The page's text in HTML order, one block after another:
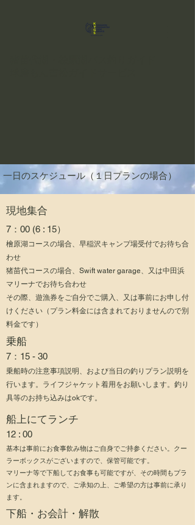
​​一日のスケジュール（１日プランの場合）
現地集合
7：00 (6 : 15）
檜原湖コースの場合、早稲沢キャンプ場受付でお待ち合
わせ
猪苗代コースの場合、Swift water garage、又は中田浜
マリーナでお待ち合わせ
その際、遊漁券をご自分でご購入、 又は事前にお申し付
けください（プラン料金には含まれておりませんので別
料金です）
乗船
7：15 - 30
乗船時の注意事項説明、および当日の釣りプラン説明を
行います。ライフジャケット着用をお願いします。釣り
具等のお持ち込みはokです。
​船上にてランチ
12 : 00
基本は事前にお食事飲み物はご自身でご持参ください。クー
ラーボックスがございますので、保管可能です。
マリーナ等で下船してお食事も可能ですが、その時間もプラ
ンに含まれますので、ご承知の上、ご希望の方は事前に承り
ます。
下船・お会計・解散